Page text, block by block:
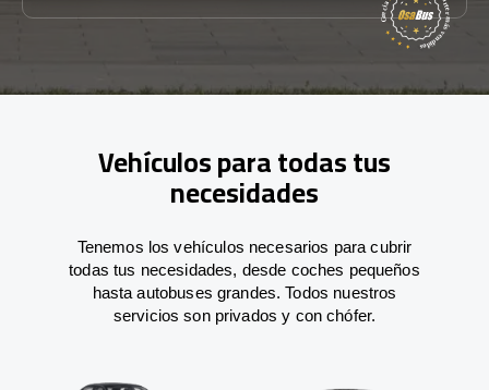
Vehículos para todas tus
necesidades
Tenemos los vehículos necesarios para cubrir
todas tus necesidades, desde coches pequeños
hasta autobuses grandes. Todos nuestros
servicios son privados y con chófer.